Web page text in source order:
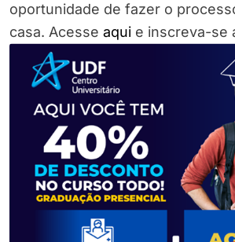
oportunidade de fazer o
casa. Acesse aqui e inscreva-se